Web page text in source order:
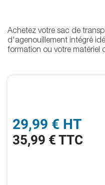
29,99 € HT
35,99 € TTC
Achetez votre sac de
d'agenouillement intégré
formation ou votre matériel